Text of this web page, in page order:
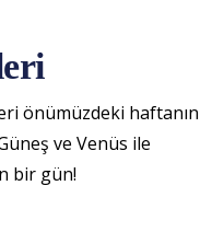
önümüzdeki haftanın
ve Venüs ile
bir gün!